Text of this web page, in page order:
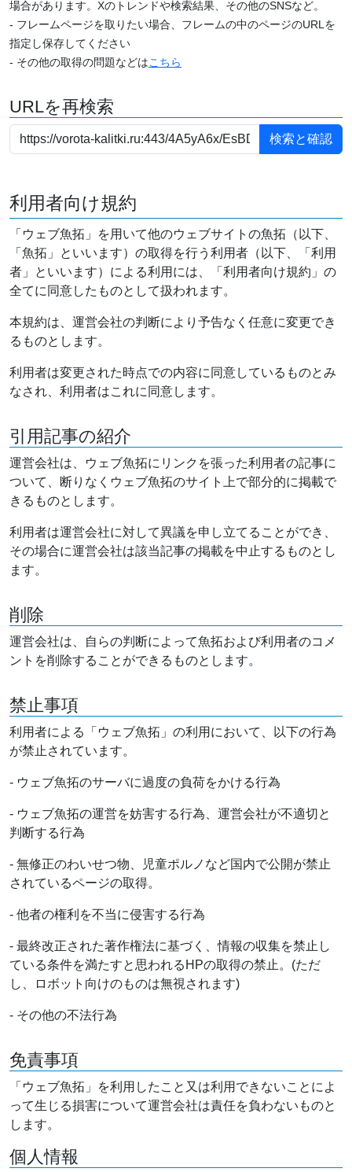
場合があります。Xのトレンドや検索結果、その他のSNSなど。
- フレームページを取りたい場合、フレームの中のページのURLを
指定し保存してください
- その他の取得の問題などはこちら
URLを再検索
利用者向け規約
「ウェブ魚拓」を用いて他のウェブサイトの魚拓（以下、
「魚拓」といいます）の取得を行う利用者（以下、「利用
者」といいます）による利用には、「利用者向け規約」の
全てに同意したものとして扱われます。
本規約は、運営会社の判断により予告なく任意に変更でき
るものとします。
利用者は変更された時点での内容に同意しているものとみ
なされ、利用者はこれに同意します。
引用記事の紹介
運営会社は、ウェブ魚拓にリンクを張った利用者の記事に
ついて、断りなくウェブ魚拓のサイト上で部分的に掲載で
きるものとします。
利用者は運営会社に対して異議を申し立てることができ、
その場合に運営会社は該当記事の掲載を中止するものとし
ます。
削除
運営会社は、自らの判断によって魚拓および利用者のコメ
ントを削除することができるものとします。
禁止事項
利用者による「ウェブ魚拓」の利用において、以下の行為
が禁止されています。
- ウェブ魚拓のサーバに過度の負荷をかける行為
- ウェブ魚拓の運営を妨害する行為、運営会社が不適切と
判断する行為
- 無修正のわいせつ物、児童ポルノなど国内で公開が禁止
されているページの取得。
- 他者の権利を不当に侵害する行為
- 最終改正された著作権法に基づく、情報の収集を禁止し
ている条件を満たすと思われるHPの取得の禁止。(ただ
し、ロボット向けのものは無視されます)
- その他の不法行為
免責事項
「ウェブ魚拓」を利用したこと又は利用できないことによ
って生じる損害について運営会社は責任を負わないものと
します。
個人情報